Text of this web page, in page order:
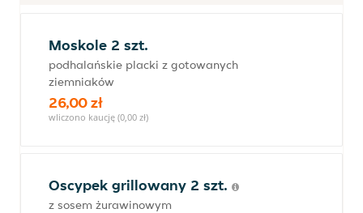
Moskole 2 szt.
podhalańskie placki z gotowanych
ziemniaków
26,00 zł
wliczono kaucję (0,00 zł)
Oscypek grillowany 2 szt.
z sosem żurawinowym